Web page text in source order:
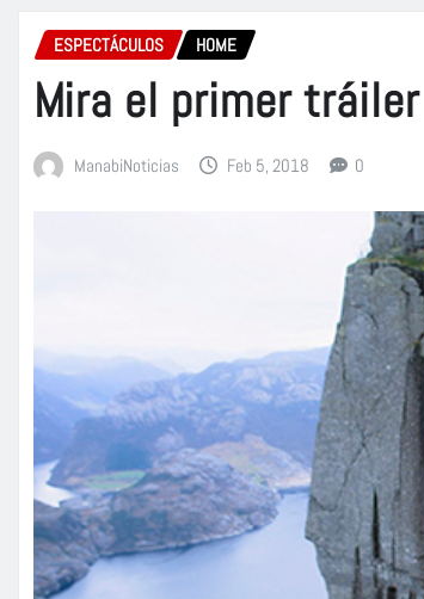
ESPECTÁCULOS HOME
Mira el primer
ManabiNoticias Feb 5, 2018 0